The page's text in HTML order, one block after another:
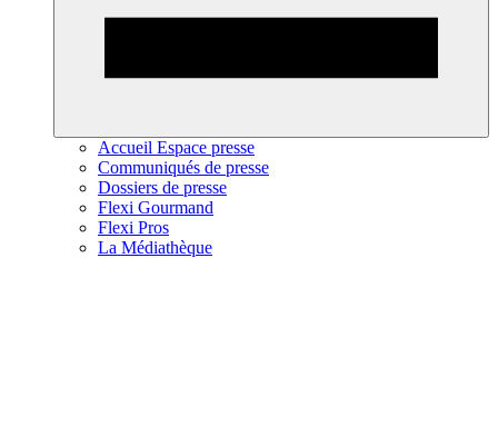
Accueil Espace presse
Communiqués de presse
Dossiers de presse
Flexi Gourmand
Flexi Pros
La Médiathèque